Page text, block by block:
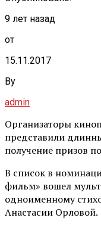
9 лет назад
от
15.11.2017
By
admin
Организаторы
представили
получение призов
В список в
фильм» вошел
одноименному
Анастасии Орловой.